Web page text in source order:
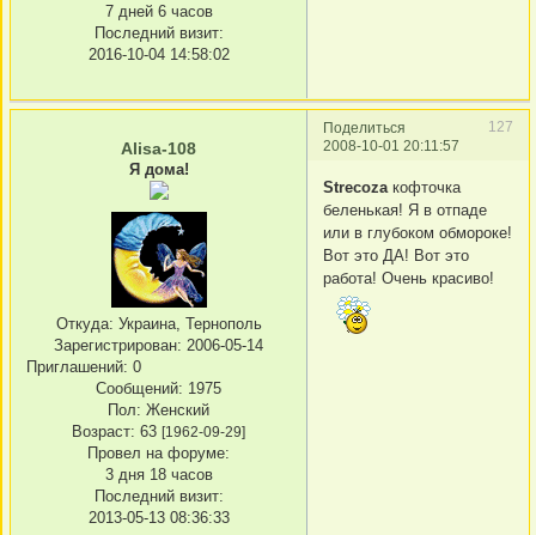
7 дней 6 часов
Последний визит:
2016-10-04 14:58:02
Поделиться
127
2008-10-01 20:11:57
Alisa-108
Я дома!
Откуда: Украина, Тернополь
Зарегистрирован: 2006-05-14
Приглашений: 0
Сообщений: 1975
Пол: Женский
Возраст: 63 [1962-09-29]
Провел на форуме:
3 дня 18 часов
Последний визит:
2013-05-13 08:36:33
Strecozaкофточка
беленькая! Я в отпаде
или в глубоком обмороке!
Вот это ДА! Вот это
работа! Очень красиво!